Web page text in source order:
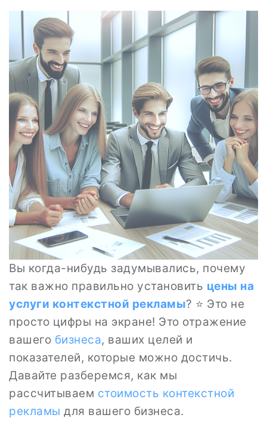
Вы когда-нибудь задумывались, почему
так важно правильно установить цены на
услуги контекстной рекламы? ⭐ Это не
просто цифры на экране! Это отражение
вашего бизнеса, ваших целей и
показателей, которые можно достичь.
Давайте разберемся, как мы
рассчитываем стоимость контекстной
рекламы для вашего бизнеса.